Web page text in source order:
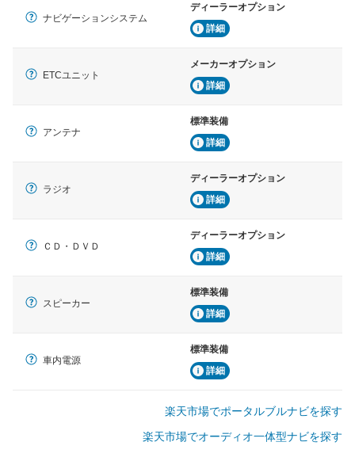
ナビゲーションシステム
ディーラーオプション
詳細
ETCユニット
メーカーオプション
詳細
アンテナ
標準装備
詳細
ラジオ
ディーラーオプション
詳細
ＣＤ・ＤＶＤ
ディーラーオプション
詳細
スピーカー
標準装備
詳細
車内電源
標準装備
詳細
楽天市場でポータルブルナビを探す
楽天市場でオーディオ一体型ナビを探す